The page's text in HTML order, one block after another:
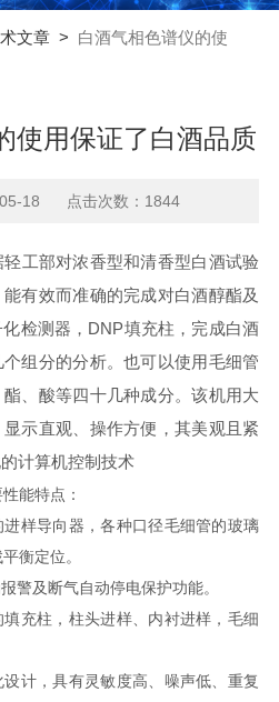
文章> 白酒气相色谱仪的使
使用保证了白酒品质
05-18 点击次数：1844
轻工部对浓香型和清香型白酒试验
有效而准确的完成对白酒醇酯及
检测器，DNP填充柱，完成白酒
组分的分析。也可以使用毛细管
、酸等四十几种成分。该机用大
示直观、操作方便，其美观且紧
计算机控制技术
能特点：
导向器，各种口径毛细管的玻璃
衡定位。
及断气自动停电保护功能。
柱，柱头进样、内衬进样，毛细
，具有灵敏度高、噪声低、重复